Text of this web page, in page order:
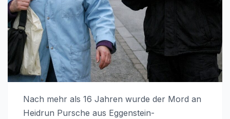
Nach mehr als 16 Jahren wurde der Mord an
Heidrun Pursche aus Eggenstein-